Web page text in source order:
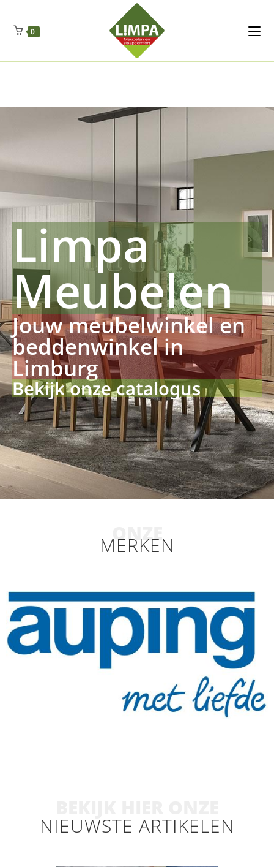
Regenschut
Drueckerpro
Fettsauren Dekemax Kapselmed
Luftkuhlen Zauberfan Netzfenste Insektensc
0
Limpa
Meubelen
Jouw meubelwinkel en
beddenwinkel in
Limburg
Bekijk onze catalogus
ONZE
MERKEN
NIEUWSTE ARTIKELEN